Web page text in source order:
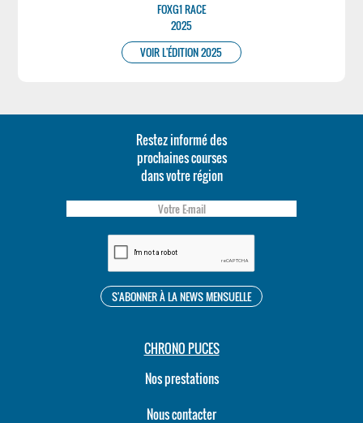
FOXG1 RACE
2025
VOIR L'ÉDITION 2025
Restez informé des
prochaines courses
dans votre région
CHRONO PUCES
Nos prestations
Nous contacter